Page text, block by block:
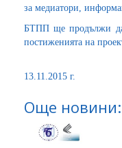
за медиатори,
БТПП ще продължи да
постиженията на
13.11.2015 г.
Още новини: